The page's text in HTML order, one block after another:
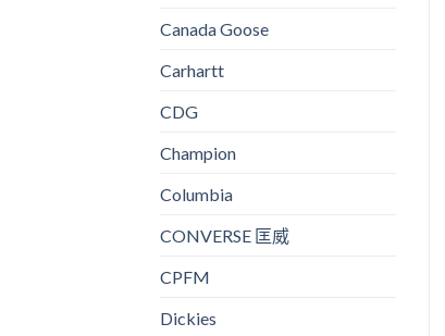
Canada Goose
Carhartt
CDG
Champion
Columbia
CONVERSE 匡威
CPFM
Dickies